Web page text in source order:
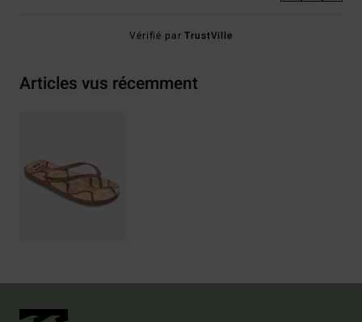
Vérifié parTrustVille
Articles vus récemment